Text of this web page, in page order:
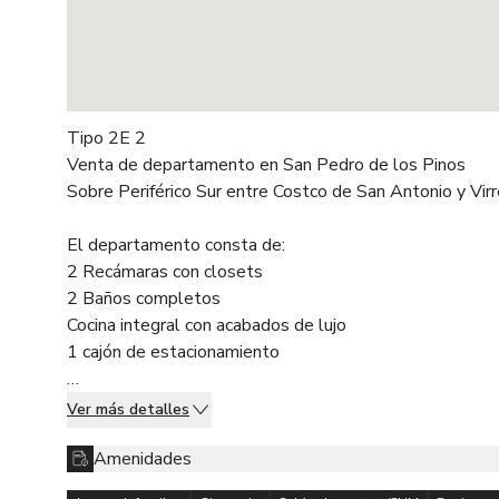
Tipo 2E 2
Venta de departamento en San Pedro de los Pinos
Sobre Periférico Sur entre Costco de San Antonio y
El departamento consta de:
2 Recámaras con closets
2 Baños completos
Cocina integral con acabados de lujo
1 cajón de estacionamiento
Amenidades de lujo :
- Gimnasio
- Ludoteca
Ver más detalles
Amenidades